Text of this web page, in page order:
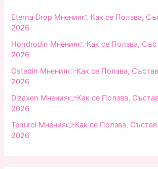
:Eterna Drop Мнения👉Как се Ползва,
2026
Hondrodin Мнения👉Как се Ползва,
2026
Ostedin Мнения👉Как се Ползва,
2026
Dizaxen Мнения👉Как се Ползва,
2026
Tenurol Мнения👉Как се Ползва,
2026